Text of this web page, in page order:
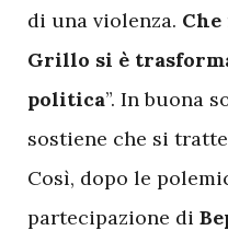
di una violenza.
Grillo si è
politica”. In buona
sostiene che si
Così, dopo le
partecipazione di